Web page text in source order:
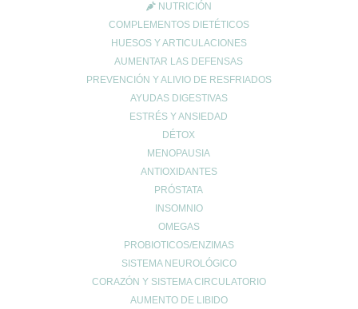
NUTRICIÓN
COMPLEMENTOS DIETÉTICOS
HUESOS Y ARTICULACIONES
AUMENTAR LAS DEFENSAS
PREVENCIÓN Y ALIVIO DE RESFRIADOS
AYUDAS DIGESTIVAS
ESTRÉS Y ANSIEDAD
DÉTOX
MENOPAUSIA
ANTIOXIDANTES
PRÓSTATA
INSOMNIO
OMEGAS
PROBIOTICOS/ENZIMAS
SISTEMA NEUROLÓGICO
CORAZÓN Y SISTEMA CIRCULATORIO
AUMENTO DE LIBIDO
Cuidado muscular
Cuidado respiratorio
problemas digestivos